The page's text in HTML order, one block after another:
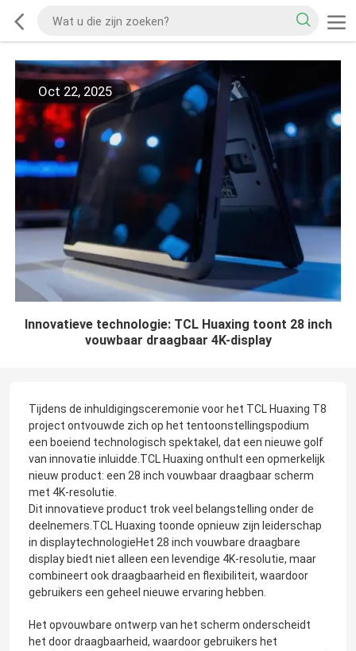
Oct 22, 2025
Innovatieve technologie: TCL Huaxing toont 28 inch
vouwbaar draagbaar 4K-display
Tijdens de inhuldigingsceremonie voor het TCL Huaxing T8
project ontvouwde zich op het tentoonstellingspodium
een boeiend technologisch spektakel, dat een nieuwe golf
van innovatie inluidde.TCL Huaxing onthult een opmerkelijk
nieuw product: een 28 inch vouwbaar draagbaar scherm
met 4K-resolutie.
Dit innovatieve product trok veel belangstelling onder de
deelnemers.TCL Huaxing toonde opnieuw zijn leiderschap
in displaytechnologieHet 28 inch vouwbare draagbare
display biedt niet alleen een levendige 4K-resolutie, maar
combineert ook draagbaarheid en flexibiliteit, waardoor
gebruikers een geheel nieuwe ervaring hebben.
Het opvouwbare ontwerp van het scherm onderscheidt
het door draagbaarheid, waardoor gebruikers het